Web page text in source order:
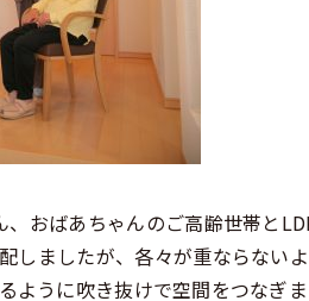
、おばあちゃんのご高齢世帯と
しましたが、各々が重ならない
ように吹き抜けで空間をつなぎ